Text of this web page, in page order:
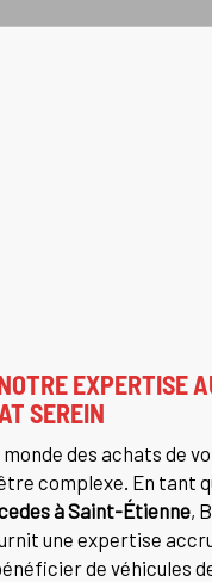
EXPERTISE
SEREIN
des achats de
complexe. En tant
à Saint-Étienne,
une expertise
de véhicules